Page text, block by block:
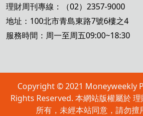
理財周刊專線：（02）2357-9000
地址：100北市青島東路7號6樓之4
服務時間：周一至周五09:00~18:30
Copyright © 2021 Moneyweekly
Rights Reserved. 本網站版權屬於
所有，未經本站同意，請勿擅